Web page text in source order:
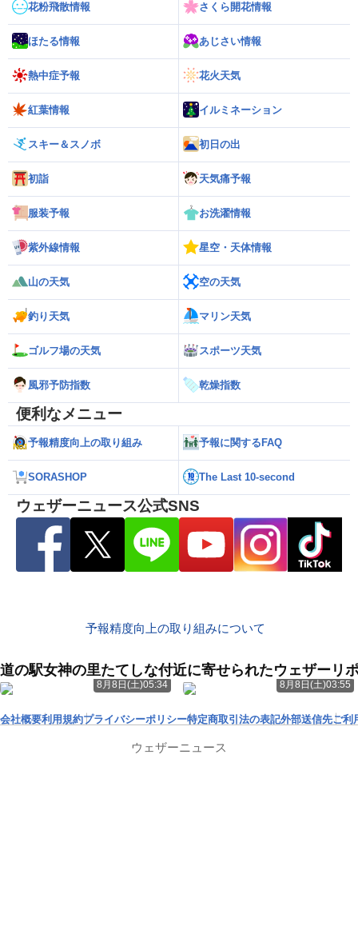
花粉飛散情報 さくら開花情報
ほたる情報 あじさい情報
熱中症予報 花火天気
紅葉情報 イルミネーション
スキー＆スノボ 初日の出
初詣 天気痛予報
服装予報 お洗濯情報
紫外線情報 星空・天体情報
山の天気 空の天気
釣り天気 マリン天気
ゴルフ場の天気 スポーツ天気
風邪予防指数 乾燥指数
便利なメニュー
予報精度向上の取り組み 予報に関するFAQ
SORASHOP The Last 10-second
ウェザーニュース公式SNS
予報精度向上の取り組みについて
道の駅女神の里たてしな付近に寄せられたウェザーリ
8月8日(土)05:34 8月8日(土)03:55
会社概要利用規約プライバシーポリシー特定商取引法の表記外部送信先ご利
ウェザーニュース